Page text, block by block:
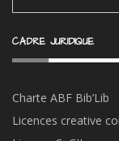
CADRE JURIDIQUE
Charte ABF Bib’Lib
Licences creative